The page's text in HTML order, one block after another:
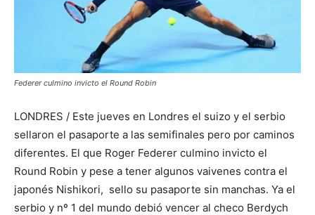
Federer culmino invicto el Round Robin
LONDRES / Este jueves en Londres el suizo y el serbio
sellaron el pasaporte a las semifinales pero por caminos
diferentes. El que Roger Federer culmino invicto el
Round Robin y pese a tener algunos vaivenes contra el
japonés Nishikori, sello su pasaporte sin manchas. Ya el
serbio y nº 1 del mundo debió vencer al checo Berdych